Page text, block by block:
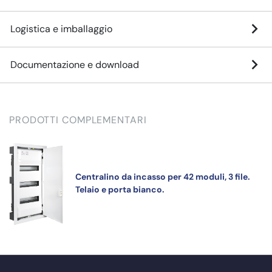
Logistica e imballaggio
Documentazione e download
PRODOTTI COMPLEMENTARI
Centralino da incasso per 42 moduli, 3 file.
Telaio e porta bianco.